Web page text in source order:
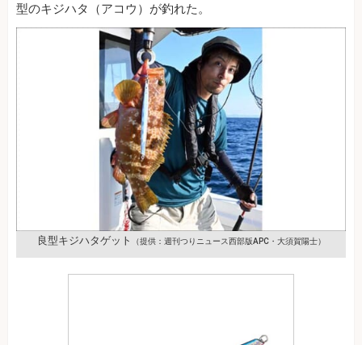
型のキジハタ（アコウ）が釣れた。
良型キジハタゲット （提供：週刊つりニュース西部版APC・大須賀陽士）